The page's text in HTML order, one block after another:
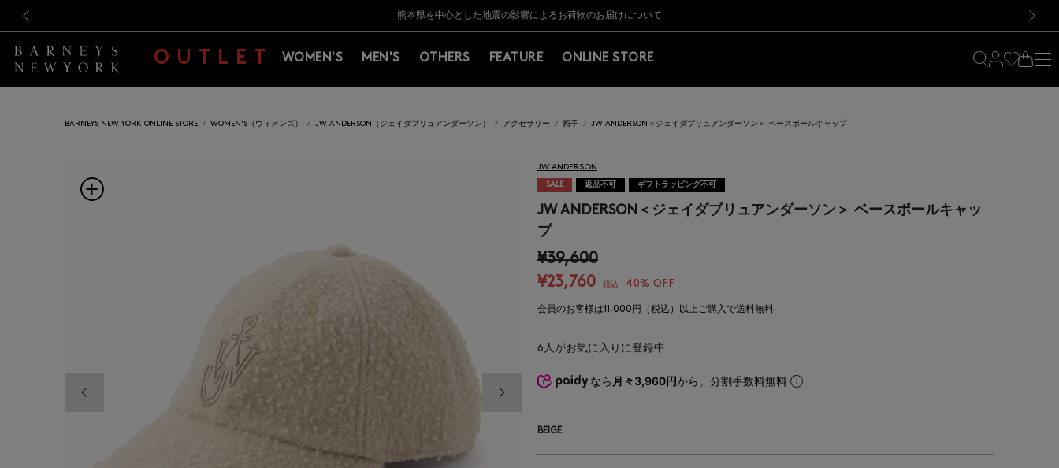
新規登録のお客様も対象！＜MY BARNEYS＞会員のお客様は11,000円（税込）以上のお買上げで常時送料無料！お買い物の際は会員登録を！
【夏季休業に伴う返品・交換承り一時停止のお知らせ】（2026.8.5）
熊本県を中心とした地震の影響によるお荷物のお届けについて
【開催中】SUMMER SALEのご案内・ご注意事項
新規登録のお客様も対象！＜MY BARNEYS＞会員のお客様は11,000円（税込）以上のお買上げで常時送料無料！お買い物の際は会員登録を！
【夏季休業に伴う返品・交換承り一時停止のお知らせ】（2026.8.5）
OUTLET WOMEN'S MEN'S OTHERS FEATURE ONLINE STORE
BARNEYS NEW YORK ONLINE STORE WOMEN'S（ウィメンズ） JW ANDERSON（ジェイダブリュアンダーソン） アクセサリー 帽子 JW ANDERSON＜ジェイダブリュアンダーソン＞ ベースボールキャップ
次の画像
JW ANDERSON
SALE
返品不可 ギフトラッピング不可
JW ANDERSON＜ジェイダブリュアンダーソン＞ ベースボールキャッ
プ
¥39,600
¥23,760
税込 40% OFF
会員のお客様は11,000円（税込）以上ご購入で送料無料
6人がお気に入りに登録中
なら 月々3,960円から。分割手数料無料
BEIGE